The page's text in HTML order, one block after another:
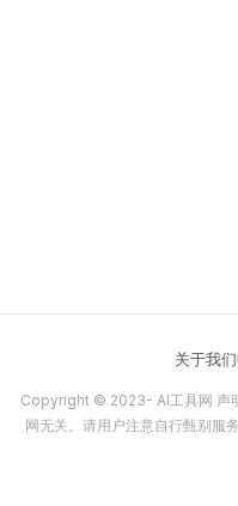
关于我们
Copyright © 2023- AI工具网 声
网无关。请用户注意自行甄别服